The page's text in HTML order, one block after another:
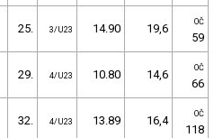
25. 3/U23 14.90 19,6 OČ
59
29. 4/U23 10.80 14,6 OČ
66
32. 4/U23 13.89 16,4 OČ
118